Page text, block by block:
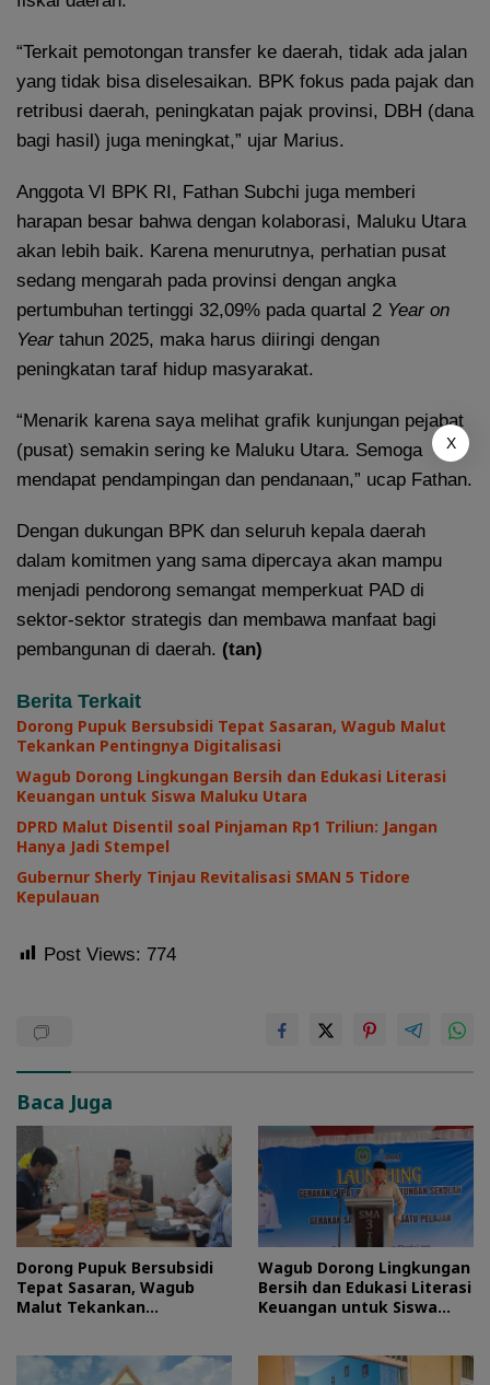
“Terkait pemotongan transfer ke daerah, tidak ada jalan
yang tidak bisa diselesaikan. BPK fokus pada pajak dan
retribusi daerah, peningkatan pajak provinsi, DBH (dana
bagi hasil) juga meningkat,” ujar Marius.
Anggota VI BPK RI, Fathan Subchi juga memberi
harapan besar bahwa dengan kolaborasi, Maluku Utara
akan lebih baik. Karena menurutnya, perhatian pusat
sedang mengarah pada provinsi dengan angka
pertumbuhan tertinggi 32,09% pada quartal 2 Year on
Year tahun 2025, maka harus diiringi dengan
peningkatan taraf hidup masyarakat.
“Menarik karena saya melihat grafik kunjungan pejabat
(pusat) semakin sering ke Maluku Utara. Semoga
mendapat pendampingan dan pendanaan,” ucap Fathan.
Dengan dukungan BPK dan seluruh kepala daerah
dalam komitmen yang sama dipercaya akan mampu
menjadi pendorong semangat memperkuat PAD di
sektor-sektor strategis dan membawa manfaat bagi
pembangunan di daerah. (tan)
Berita Terkait
Dorong Pupuk Bersubsidi Tepat Sasaran, Wagub Malut
Tekankan Pentingnya Digitalisasi
Wagub Dorong Lingkungan Bersih dan Edukasi Literasi
Keuangan untuk Siswa Maluku Utara
DPRD Malut Disentil soal Pinjaman Rp1 Triliun: Jangan
Hanya Jadi Stempel
Gubernur Sherly Tinjau Revitalisasi SMAN 5 Tidore
Kepulauan
Post Views: 774
Baca Juga
Dorong Pupuk Bersubsidi
Tepat Sasaran, Wagub
Malut Tekankan
Wagub Dorong Lingkungan
Bersih dan Edukasi Literasi
Keuangan untuk Siswa
X